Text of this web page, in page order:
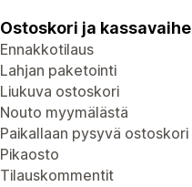
Ostoskori ja kassavaihe
Ennakkotilaus
Lahjan paketointi
Liukuva ostoskori
Nouto myymälästä
Paikallaan pysyvä ostoskori
Pikaosto
Tilauskommentit